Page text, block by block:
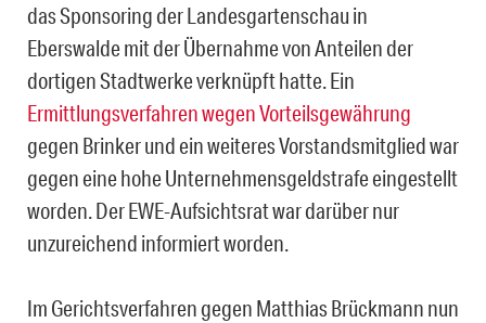
das Sponsoring der Landesgartenschau in
Eberswalde mit der Übernahme von Anteilen der
dortigen Stadtwerke verknüpft hatte. Ein
Ermittlungsverfahren wegen Vorteilsgewährung
gegen Brinker und ein weiteres Vorstandsmitglied war
gegen eine hohe Unternehmensgeldstrafe eingestellt
worden. Der EWE-Aufsichtsrat war darüber nur
unzureichend informiert worden.
Im Gerichtsverfahren gegen Matthias Brückmann nun